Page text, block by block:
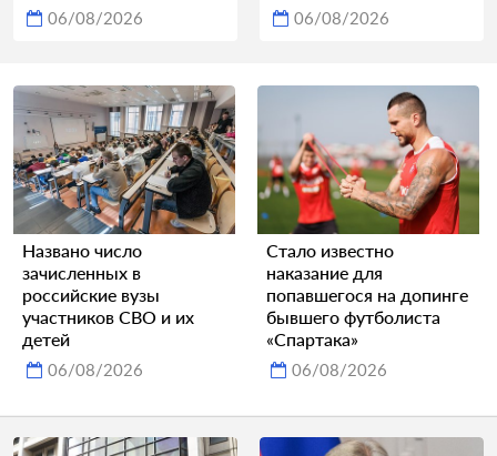
06/08/2026 06/08/2026
Названо число
зачисленных в
российские вузы
участников СВО и их
детей
06/08/2026
Стало известно
наказание для
попавшегося на допинге
бывшего футболиста
«Спартака»
06/08/2026